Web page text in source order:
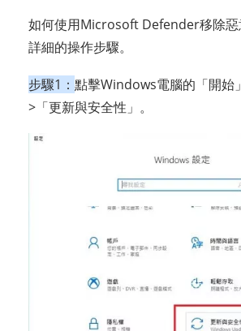
如何使用Microsoft Defender移除惡
詳細的操作步驟。
步驟1： 點擊Windows電腦的「開始
>「更新與安全性」。